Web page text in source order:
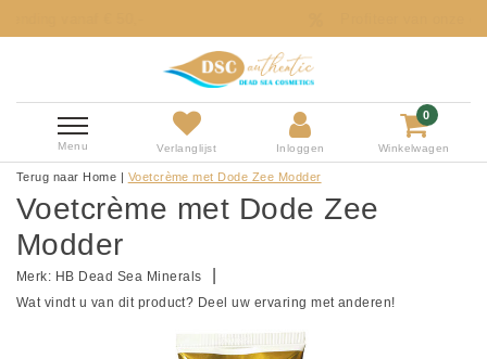
Menu Verlanglijst Inloggen
0
Winkelwagen
Terug naar Home | Voetcrème met Dode Zee Modder
Voetcrème met Dode Zee
Modder
Merk: HB Dead Sea Minerals
Wat vindt u van dit product? Deel uw ervaring met anderen!